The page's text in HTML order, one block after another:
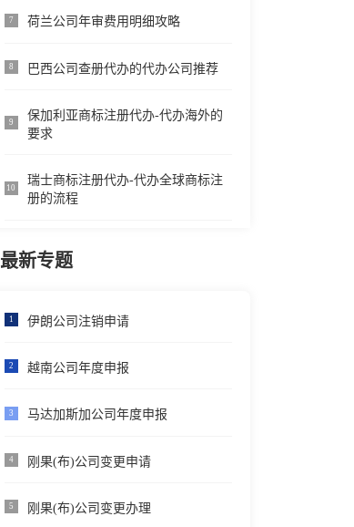
7 荷兰公司年审费用明细攻略
8 巴西公司查册代办的代办公司推荐
9
保加利亚商标注册代办-代办海外的
要求
10
瑞士商标注册代办-代办全球商标注
册的流程
最新专题
1 伊朗公司注销申请
2 越南公司年度申报
3 马达加斯加公司年度申报
4 刚果(布)公司变更申请
5 刚果(布)公司变更办理